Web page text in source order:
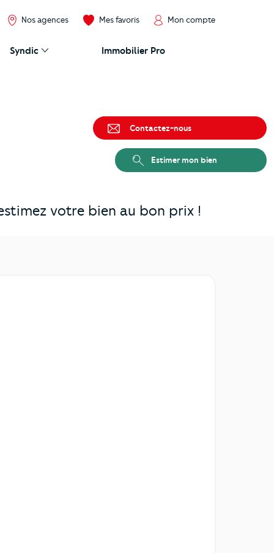
Nos agences Mes favoris Mon compte
Syndic Immobilier Pro
votre bien au bon prix !
Contactez-nous
Estimer mon bien